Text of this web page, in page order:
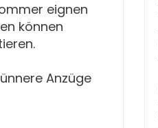
eignen
können
Anzüge